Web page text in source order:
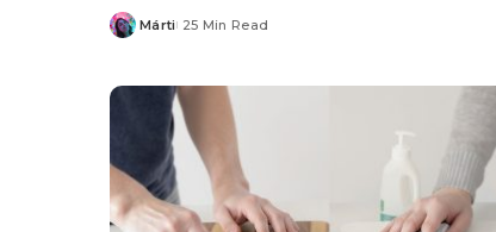
Posted
Márti 25 Min Read